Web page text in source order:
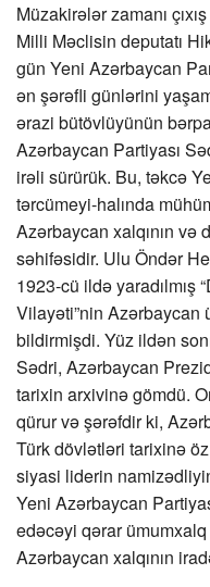
Müzakirələr zamanı
Milli Məclisin deputatı
gün Yeni Azərbaycan
ən şərəfli günlərini
ərazi bütövlüyünün
Azərbaycan Partiyası
irəli sürürük. Bu, təkcə
tərcümeyi-halında
Azərbaycan xalqının
səhifəsidir. Ulu Öndər
1923-cü ildə yaradılmış
Vilayəti”nin Azərbaycan
bildirmişdi. Yüz ildən
Sədri, Azərbaycan
tarixin arxivinə gömdü.
qürur və şərəfdir ki,
Türk dövlətləri tarixinə öz
siyasi liderin
Yeni Azərbaycan
edəcəyi qərar
Azərbaycan xalqının